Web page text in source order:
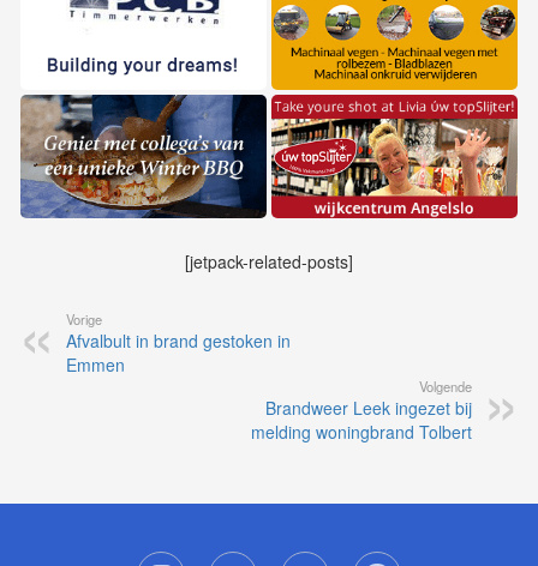
[jetpack-related-posts]
Vorige
Afvalbult in brand gestoken in
Emmen
Volgende
Brandweer Leek ingezet bij
melding woningbrand Tolbert